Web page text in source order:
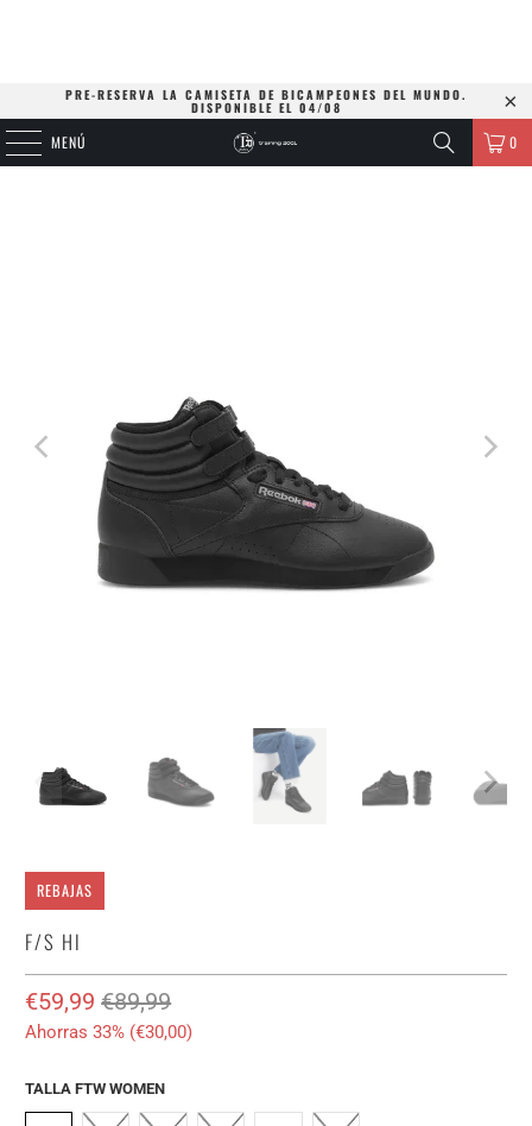
PRE-RESERVA LA CAMISETA DE BICAMPEONES DEL MUNDO.
DISPONIBLE EL 04/08
MENÚ 0
REBAJAS
F/S HI
€59,99 €89,99
Ahorras 33% (€30,00)
TALLA FTW WOMEN